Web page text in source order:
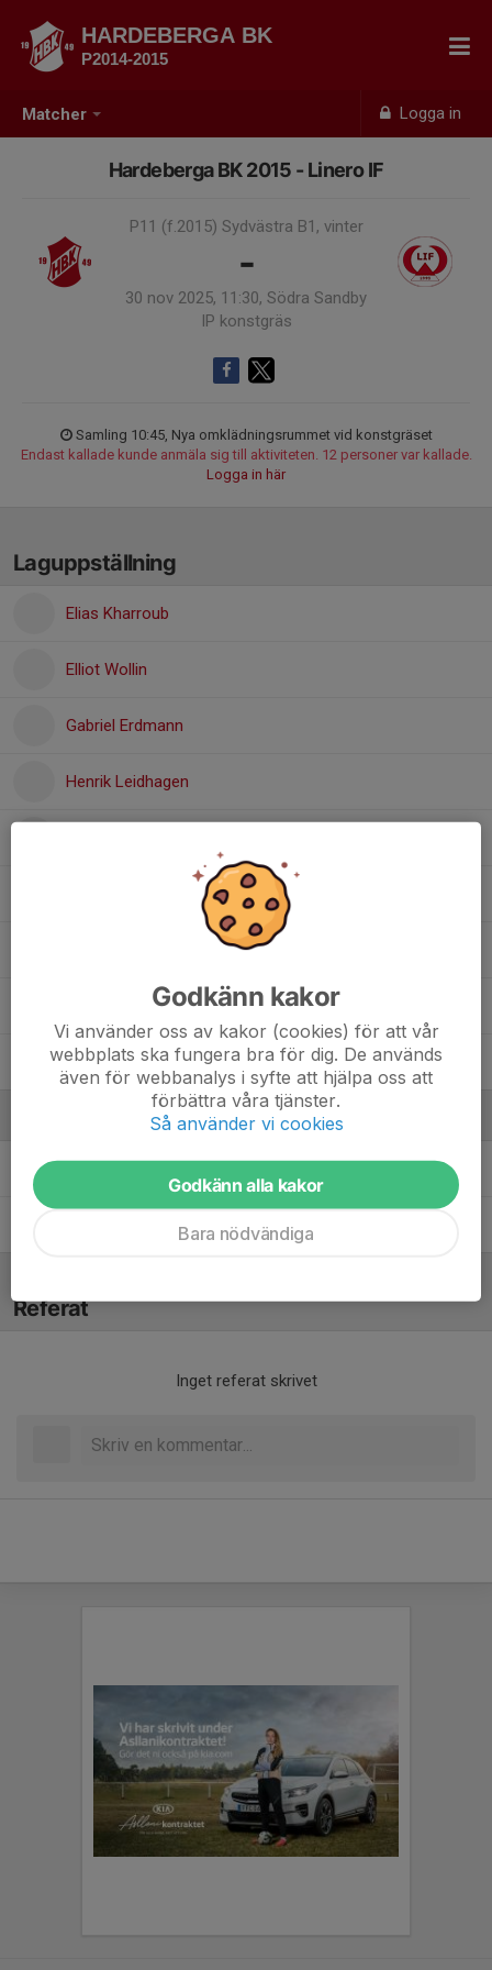
Matcher Logga in
HARDEBERGA BK
P2014-2015
Hardeberga BK 2015 - Linero IF
P11 (f.2015) Sydvästra B1, vinter
-
30 nov 2025, 11:30, Södra Sandby
IP konstgräs
Samling 10:45, Nya omklädningsrummet vid konstgräset
Endast kallade kunde anmäla sig till aktiviteten. 12 personer var kallade.
Logga in här
Laguppställning
Elias Kharroub
Elliot Wollin
Gabriel Erdmann
Henrik Leidhagen
Sixten Rydell
William Larsson
Niclas ErikssonAssisterande tränare
Referat
Inget referat skrivet
Godkänn kakor
Vi använder oss av kakor (cookies) för att vår
webbplats ska fungera bra för dig. De används
även för webbanalys i syfte att hjälpa oss att
förbättra våra tjänster.
Så använder vi cookies
Godkänn alla kakor
Bara nödvändiga